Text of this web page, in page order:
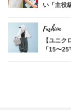
い「主役
Fashion
【ユニ
「15〜